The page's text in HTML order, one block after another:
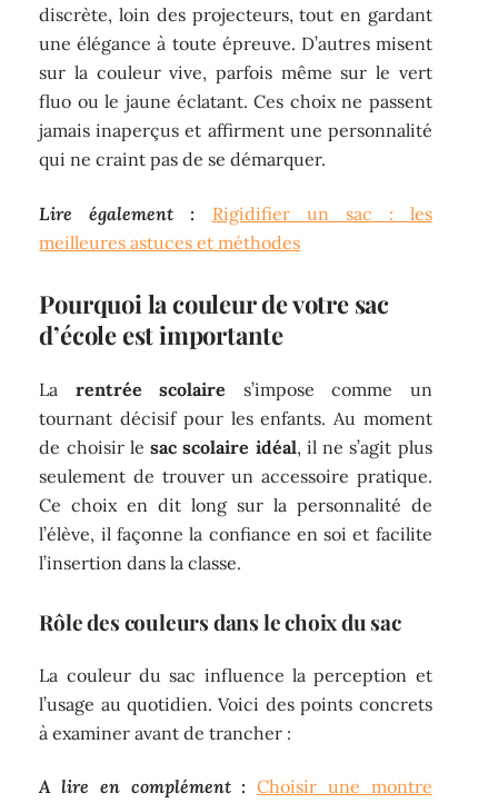
discrète, loin des projecteurs, tout en gardant
une élégance à toute épreuve. D’autres misent
sur la couleur vive, parfois même sur le vert
fluo ou le jaune éclatant. Ces choix ne passent
jamais inaperçus et affirment une personnalité
qui ne craint pas de se démarquer.
Lire également :
Rigidifier un sac : les
meilleures astuces et méthodes
Pourquoi la couleur de votre sac
d’école est importante
La rentrée scolaire s’impose comme un
tournant décisif pour les enfants. Au moment
de choisir lesac scolaire idéal, il ne s’agit plus
seulement de trouver un accessoire pratique.
Ce choix en dit long sur la personnalité de
l’élève, il façonne la confiance en soi et facilite
l’insertion dans la classe.
Rôle des couleurs dans le choix du sac
La couleur du sac influence la perception et
l’usage au quotidien. Voici des points concrets
à examiner avant de trancher :
A lire en complément : Choisir une montre